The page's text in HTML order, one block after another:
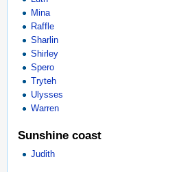
Mina
Raffle
Sharlin
Shirley
Spero
Tryteh
Ulysses
Warren
Sunshine coast
Judith